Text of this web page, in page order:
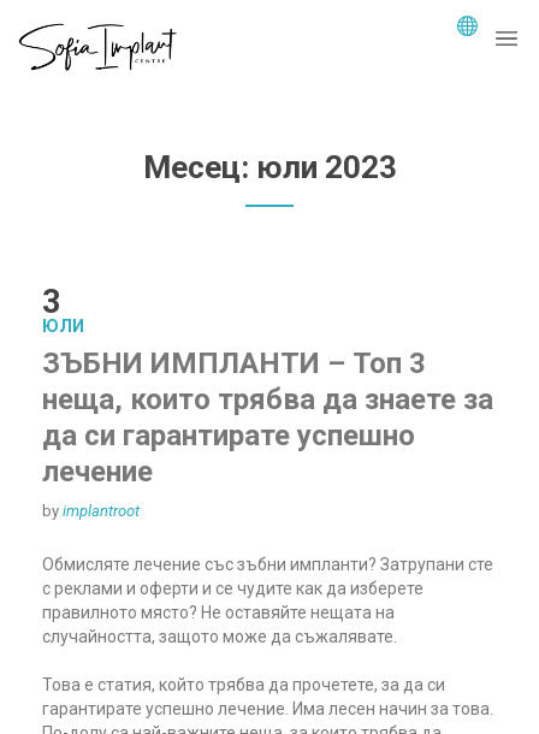
Месец: юли 2023
3
ЮЛИ
ЗЪБНИ ИМПЛАНТИ – Топ 3
неща, които трябва да знаете за
да си гарантирате успешно
лечение
by implantroot
Обмисляте лечение със зъбни импланти? Затрупани сте
с реклами и оферти и се чудите как да изберете
правилното място? Не оставяйте нещата на
случайността, защото може да съжалявате.
Това е статия, който трябва да прочетете, за да си
гарантирате успешно лечение. Има лесен начин за това.